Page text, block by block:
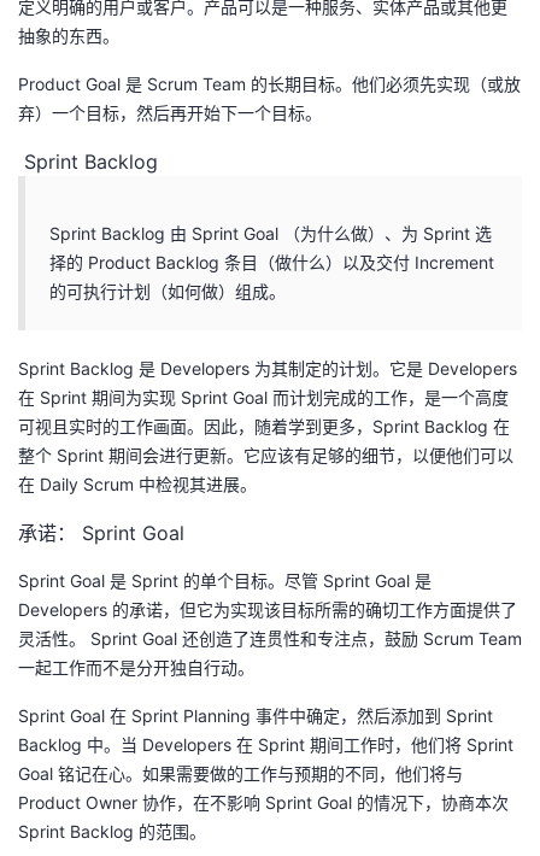
定义明确的用户或客户。产品可以是一种服务、实体产品或其他更
抽象的东西。
Product Goal 是 Scrum Team 的长期目标。他们必须先实现（或放
弃）一个目标，然后再开始下一个目标。
Sprint Backlog
Sprint Backlog 由 Sprint Goal （为什么做）、为 Sprint 选
择的 Product Backlog 条目（做什么）以及交付 Increment
的可执行计划（如何做）组成。
Sprint Backlog 是 Developers 为其制定的计划。它是 Developers
在 Sprint 期间为实现 Sprint Goal 而计划完成的工作，是一个高度
可视且实时的工作画面。因此，随着学到更多，Sprint Backlog 在
整个 Sprint 期间会进行更新。它应该有足够的细节，以便他们可以
在 Daily Scrum 中检视其进展。
承诺： Sprint Goal
Sprint Goal 是 Sprint 的单个目标。尽管 Sprint Goal 是
Developers 的承诺，但它为实现该目标所需的确切工作方面提供了
灵活性。 Sprint Goal 还创造了连贯性和专注点，鼓励 Scrum Team
一起工作而不是分开独自行动。
Sprint Goal 在 Sprint Planning 事件中确定，然后添加到 Sprint
Backlog 中。当 Developers 在 Sprint 期间工作时，他们将 Sprint
Goal 铭记在心。如果需要做的工作与预期的不同，他们将与
Product Owner 协作，在不影响 Sprint Goal 的情况下，协商本次
Sprint Backlog 的范围。